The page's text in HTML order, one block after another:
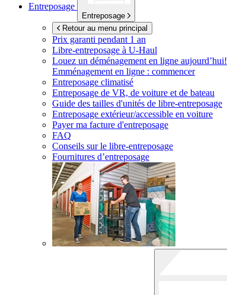
Entreposage
Entreposage
Retour au menu principal
Prix garanti pendant 1 an
Libre-entreposage à U-Haul
Louez un déménagement en ligne aujourd’hui!
Emménagement en ligne : commencer
Entreposage climatisé
Entreposage de VR, de voiture et de bateau
Guide des tailles d'unités de libre-entreposage
Entreposage extérieur/accessible en voiture
Payer ma facture d'entreposage
FAQ
Conseils sur le libre-entreposage
Fournitures d’entreposage